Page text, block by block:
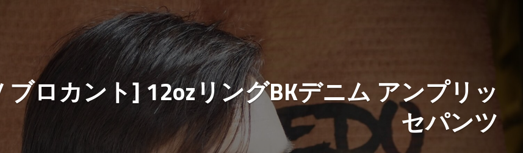
ブロカント] 12ozリングBKデニム アンプリッ
セパンツ